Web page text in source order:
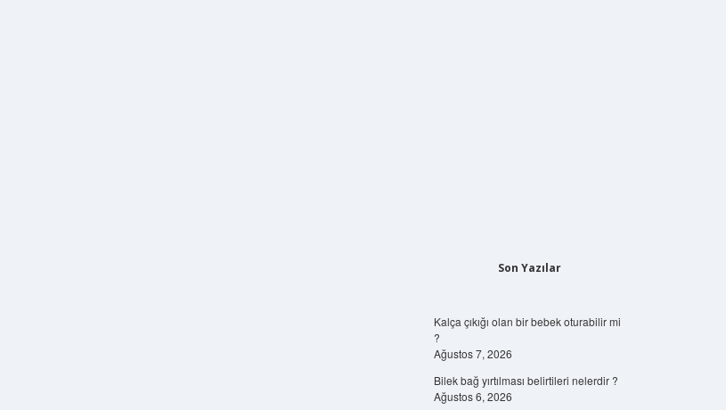
Son Yazılar
Kalça çıkığı olan bir bebek oturabilir mi
?
Ağustos 7, 2026
Bilek bağ yırtılması belirtileri nelerdir ?
Ağustos 6, 2026